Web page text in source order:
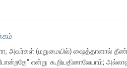
அவர்கள் (மறுமையில்) ஷைத்தானால்
போன்றதே” என்று கூறியதினாலேயாம்;